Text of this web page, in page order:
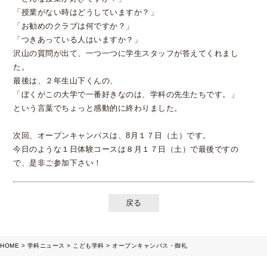
「授業がない時はどうしていますか？」
「お勧めのクラブは何ですか？」
「つきあっている人はいますか？」
沢山の質問が出て、一つ一つに学生スタッフが答えてくれまし
た。
最後は、２年生山下くんの、
「ぼくがこの大学で一番好きなのは、学科の先生たちです。」
という言葉でちょっと感動的に終わりました。
次回、オープンキャンパスは、8月１７日（土）です。
今日のような１日体験コースは８月１７日（土）で最後ですの
で、是非ご参加下さい！
戻る
HOME 学科ニュース こども学科 オープンキャンパス・御礼